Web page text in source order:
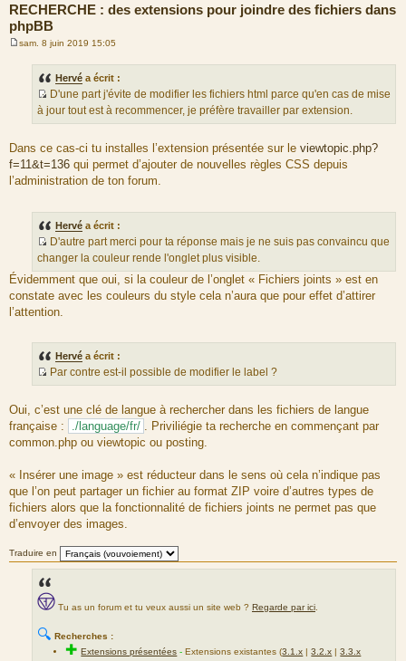
RECHERCHE : des extensions pour joindre des fichiers dans
phpBB
sam. 8 juin 2019 15:05
Hervé a écrit :
S
o
r
c
e
u
m
e
s
s
a
g
D'une part j'évite de modifier les fichiers html parce qu'en cas de mise
à jour tout est à recommencer, je préfère travailler par extension.
Dans ce cas-ci tu installes l’extension présentée sur le viewtopic.php?
f=11&t=136 qui permet d’ajouter de nouvelles règles CSS depuis
l’administration de ton forum.
Hervé a écrit :
S
o
u
r
c
d
u
m
s
s
a
e
D'autre part merci pour ta réponse mais je ne suis pas convaincu que
changer la couleur rende l'onglet plus visible.
Évidemment que oui, si la couleur de l’onglet « Fichiers joints » est en
constate avec les couleurs du style cela n’aura que pour effet d’attirer
l’attention.
Hervé a écrit :
S
u
r
c
d
u
m
e
s
a
g
e
Par contre est-il possible de modifier le label ?
Oui, c’est une clé de langue à rechercher dans les fichiers de langue
française :
./language/fr/
. Priviliégie ta recherche en commençant par
common.php ou viewtopic ou posting.
« Insérer une image » est réducteur dans le sens où cela n’indique pas
que l’on peut partager un fichier au format ZIP voire d’autres types de
fichiers alors que la fonctionnalité de fichiers joints ne permet pas que
d’envoyer des images.
Traduire en
Tu as un forum et tu veux aussi un site web ? Regarde par ici
🔍 Recherches :
✚Extensions présentées -Extensions existantes (3.1.x |3.2.x |3.3.x